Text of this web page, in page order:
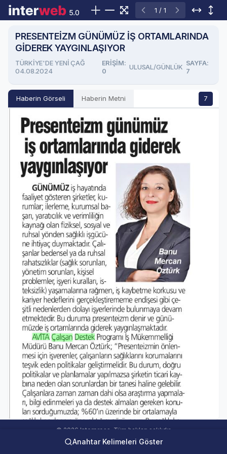
1 / 1
PRESENTEİZM GÜNÜMÜZ İŞ ORTAMLARINDA
GİDEREK YAYGINLAŞIYOR
TÜRKİYE'DE YENİ ÇAĞ
04.08.2024
ERIŞIM:
0
ULUSAL/GÜNLÜK SAYFA:
7
Haberin Görseli Haberin Metni 7
Anahtar Kelimeleri Göster
© 2026 Interpress. Tüm hakları saklıdır.
interweb Online Medya Takip Sistemi Ver 5.00